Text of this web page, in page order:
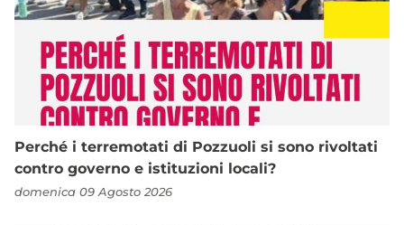
Perché i terremotati di Pozzuoli si sono rivoltati
contro governo e istituzioni locali?
domenica 09 Agosto 2026